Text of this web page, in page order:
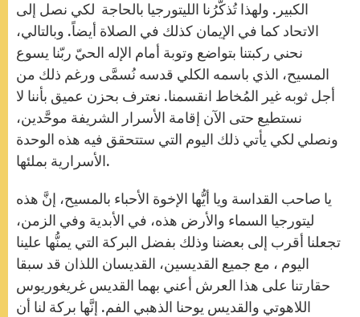
الكبير. ولهذا تُذكّرُنا الليتورجيا بالحاجة لكي نصل إلى
الاتحاد كما في الإيمان كذلك في الصلاة أيضاً. وبالتالي،
نحني ركبتنا بتواضع وتوبة أمام الإله الحيّ ربّنا يسوع
المسيح، الذي باسمه الكلي قدسه نُسمَّى ورغم ذلك من
أجل ثوبه غير المُخاط انقسمنا. نعترف بحزن عميق بأننا لا
نستطيع حتى الآن إقامة الأسرار الشريفة موحَّدين،
ونصلي لكي يأتي ذلك اليوم التي ستتحقق فيه هذه الوحدة
الأسرارية بملئها.
يا صاحب القداسة ويا أيُّها الإخوة الأحباء بالمسيح، إنَّ هذه
ليتورجيا السماء والأرض هذه، في الأبدية وفي الزمن،
تجعلنا أقرب إلى بعضنا وذلك بفضل البركة التي يمنُّها علينا
اليوم ، مع جميع القديسين، القديسان اللذان قد سبقا
حقارتنا على هذا العرش أعني بهما القديس غريغوريوس
اللاهوتي والقديس يوحنا الذهبي الفم. إنَّها بركة لنا أن